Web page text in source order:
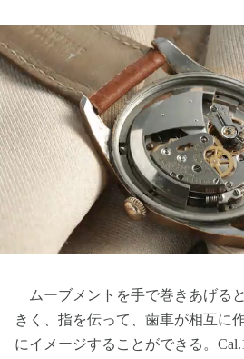
ムーブメントを手で巻きあげる
きく、指を伝って、歯車が相互に
にイメージすることができる。